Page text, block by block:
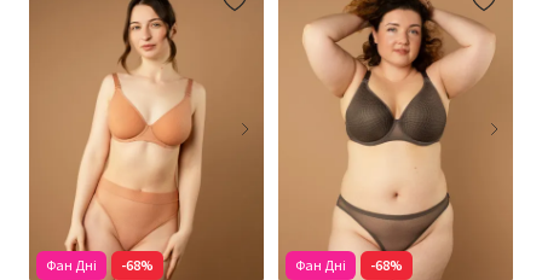
Фан Дні -68% Фан Дні -68%